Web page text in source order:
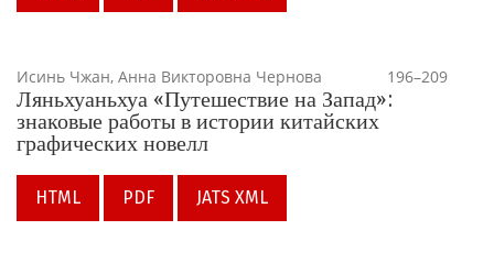
Исинь Чжан, Анна Викторовна Чернова 196–209
Ляньхуаньхуа «Путешествие на Запад»:
знаковые работы в истории китайских
графических новелл
HTML PDF JATS XML